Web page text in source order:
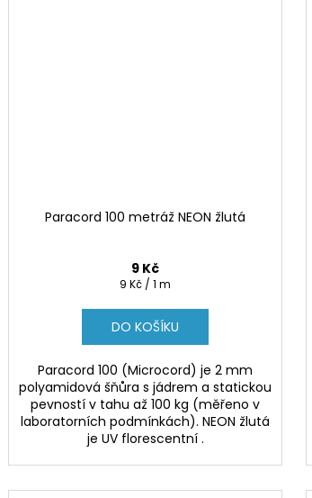
Paracord 100 metráž NEON žlutá
9 Kč
Měrná
9 Kč / 1 m
DO KOŠÍKU
Paracord 100 (Microcord) je 2 mm
polyamidová šňůra s jádrem a statickou
pevností v tahu až 100 kg (měřeno v
laboratorních podmínkách). NEON žlutá
je UV florescentní .